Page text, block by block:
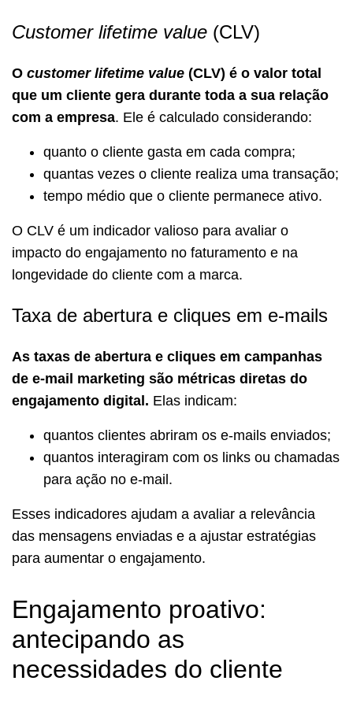
Customer lifetime value (CLV)
O customer lifetime value (CLV) é o valor total
que um cliente gera durante toda a sua relação
com a empresa. Ele é calculado considerando:
quanto o cliente gasta em cada compra;
quantas vezes o cliente realiza uma transação;
tempo médio que o cliente permanece ativo.
O CLV é um indicador valioso para avaliar o
impacto do engajamento no faturamento e na
longevidade do cliente com a marca.
Taxa de abertura e cliques em e-mails
As taxas de abertura e cliques em campanhas
de e-mail marketing são métricas diretas do
engajamento digital. Elas indicam:
quantos clientes abriram os e-mails enviados;
quantos interagiram com os links ou chamadas
para ação no e-mail.
Esses indicadores ajudam a avaliar a relevância
das mensagens enviadas e a ajustar estratégias
para aumentar o engajamento.
Engajamento proativo:
antecipando as
necessidades do cliente